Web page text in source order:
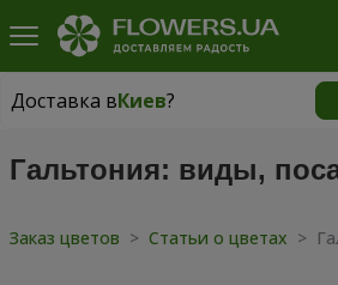
Доставка вКиев?
Доставка вКиев
Гальтония: виды,
Заказ цветов > Статьи о цветах >